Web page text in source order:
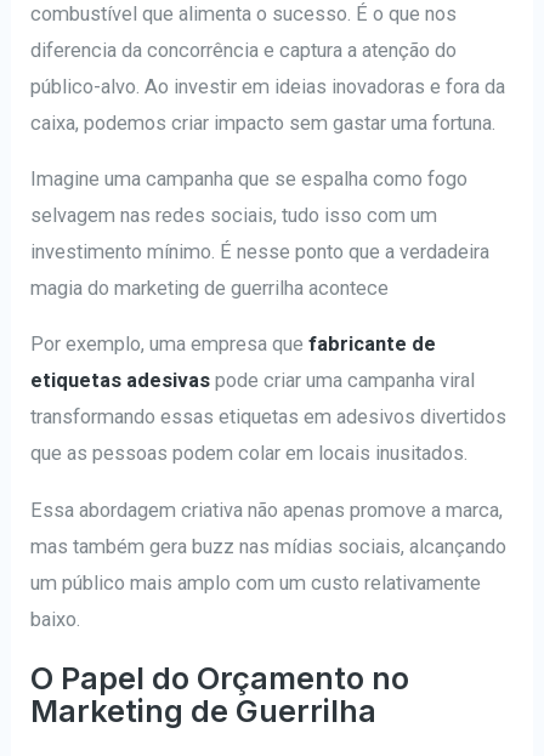
combustível que alimenta o sucesso. É o que nos
diferencia da concorrência e captura a atenção do
público-alvo. Ao investir em ideias inovadoras e fora da
caixa, podemos criar impacto sem gastar uma fortuna.
Imagine uma campanha que se espalha como fogo
selvagem nas redes sociais, tudo isso com um
investimento mínimo. É nesse ponto que a verdadeira
magia do marketing de guerrilha acontece
Por exemplo, uma empresa quefabricante de
etiquetas adesivas pode criar uma campanha viral
transformando essas etiquetas em adesivos divertidos
que as pessoas podem colar em locais inusitados.
Essa abordagem criativa não apenas promove a marca,
mas também gera buzz nas mídias sociais, alcançando
um público mais amplo com um custo relativamente
baixo.
O Papel do Orçamento no
Marketing de Guerrilha